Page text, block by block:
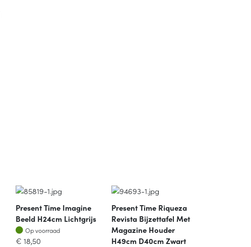
Present Time Imagine
Beeld H24cm Lichtgrijs
Op voorraad
Op voorraad
€ 18,50
Present Time Riqueza
Revista Bijzettafel Met
Magazine Houder
H49cm D40cm Zwart